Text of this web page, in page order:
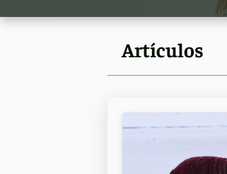
Artículos